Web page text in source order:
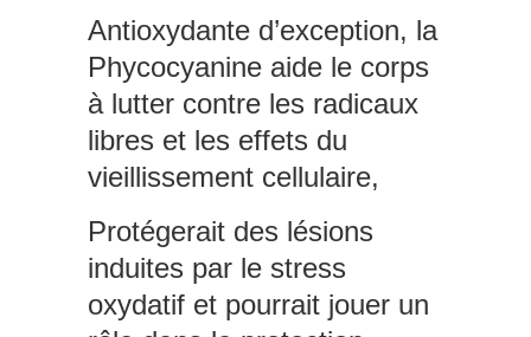
Antioxydante d’exception, la
Phycocyanine aide le corps
à lutter contre les radicaux
libres et les effets du
vieillissement cellulaire,
Protégerait des lésions
induites par le stress
oxydatif et pourrait jouer un